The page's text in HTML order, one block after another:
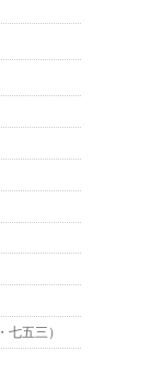
五三）